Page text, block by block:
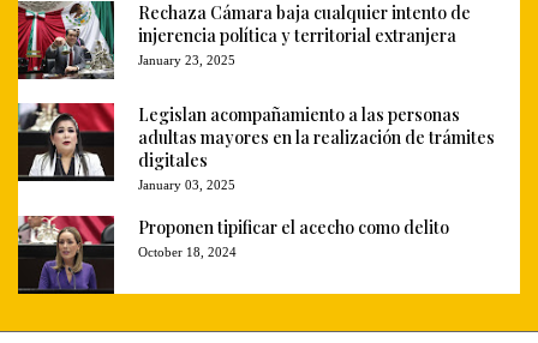
Rechaza Cámara baja cualquier intento de
injerencia política y territorial extranjera
January 23, 2025
Legislan acompañamiento a las personas
adultas mayores en la realización de trámites
digitales
January 03, 2025
Proponen tipificar el acecho como delito
October 18, 2024